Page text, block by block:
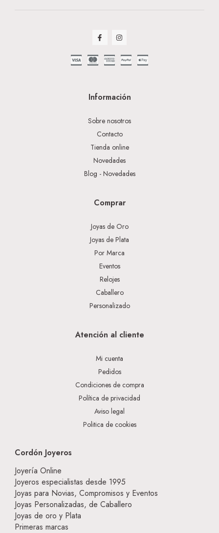
Información
Sobre nosotros
Contacto
Tienda online
Novedades
Blog - Novedades
Comprar
Joyas de Oro
Joyas de Plata
Por Marca
Eventos
Relojes
Caballero
Personalizado
Atención al cliente
Mi cuenta
Pedidos
Condiciones de compra
Política de privacidad
Aviso legal
Politica de cookies
Cordón Joyeros
Joyería Online
Joyeros especialistas desde 1995
Joyas para Novias, Compromisos y Eventos
Joyas Personalizadas, de Caballero
Joyas de oro y Plata
Primeras marcas